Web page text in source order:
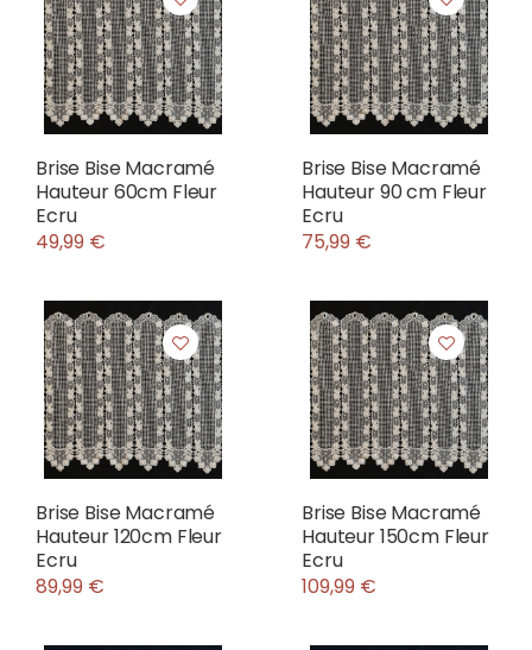
Brise Bise Macramé
Hauteur 60cm Fleur
Ecru
49,99 €
Brise Bise Macramé
Hauteur 90 cm Fleur
Ecru
75,99 €
Brise Bise Macramé
Hauteur 120cm Fleur
Ecru
89,99 €
Brise Bise Macramé
Hauteur 150cm Fleur
Ecru
109,99 €